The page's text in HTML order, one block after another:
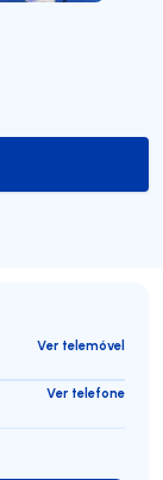
Ver telemóvel
Ver telefone